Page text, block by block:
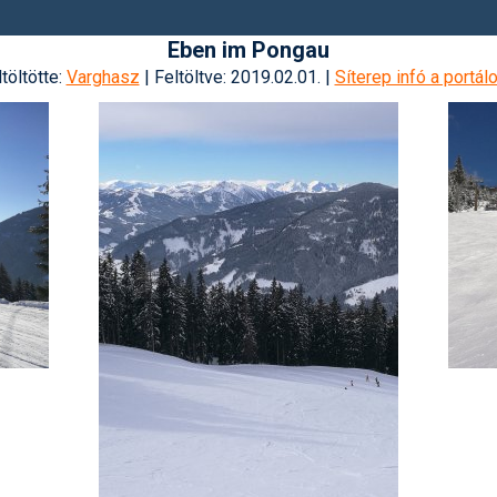
Eben im Pongau
Varghasz | Feltöltve: 2019.02.01. | Síterep infó a